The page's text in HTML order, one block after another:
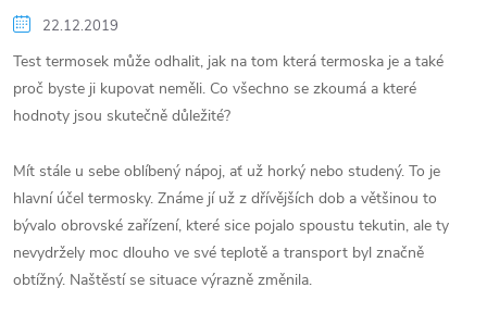
22.12.2019
Test termosek může odhalit, jak na tom která termoska je a také
proč byste ji kupovat neměli. Co všechno se zkoumá a které
hodnoty jsou skutečně důležité?
Mít stále u sebe oblíbený nápoj, ať už horký nebo studený. To je
hlavní účel termosky. Známe jí už z dřívějších dob a většinou to
bývalo obrovské zařízení, které sice pojalo spoustu tekutin, ale ty
nevydržely moc dlouho ve své teplotě a transport byl značně
obtížný. Naštěstí se situace výrazně změnila.